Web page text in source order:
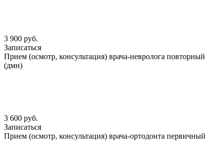
3 900 руб.
Записаться
Прием (осмотр, консультация) врача-невролога повторный
(дмн)
3 600 руб.
Записаться
Прием (осмотр, консультация) врача-ортодонта первичный